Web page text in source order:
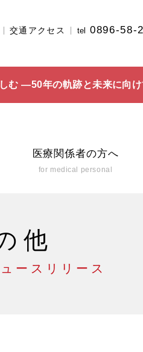
交通アクセス tel 0896-58-
む ―50年の軌跡と未来に向
医療関係者の方へ
for medical personal
他
ースリリース